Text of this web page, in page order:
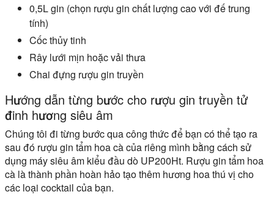
0,5L gin (chọn rượu gin chất lượng cao với đế trung
tính)
Cốc thủy tinh
Rây lưới mịn hoặc vải thưa
Chai đựng rượu gin truyền
Hướng dẫn từng bước cho rượu gin truyền tử
đinh hương siêu âm
Chúng tôi đi từng bước qua công thức để bạn có thể tạo ra
sau đó rượu gin tẩm hoa cà của riêng mình bằng cách sử
dụng máy siêu âm kiểu đầu dò UP200Ht. Rượu gin tẩm hoa
cà là thành phần hoàn hảo tạo thêm hương hoa thú vị cho
các loại cocktail của bạn.